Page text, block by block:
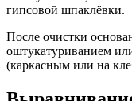
гипсовой шпаклёвки.
После очистки
оштукатуриванием
(каркасным или на